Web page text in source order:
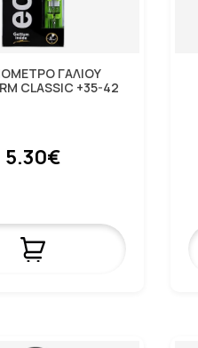
ΓΑΛΙΟΥ
CLASSIC +35-42
5.30€